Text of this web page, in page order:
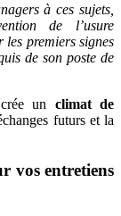
à ces sujets,
de l’usure
les premiers signes
de son poste de
un climat de
futurs et la
vos entretiens